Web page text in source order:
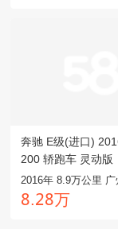
奔驰 E级(进口)
200 轿跑车 灵动版
2016年 8.9万公里 广
驋.龥驋万